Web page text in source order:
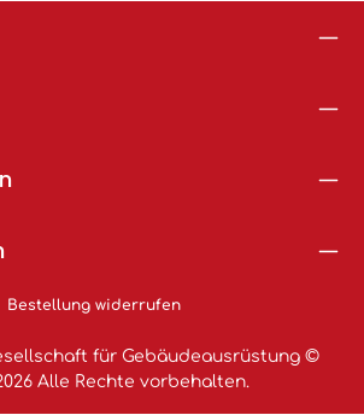
Bestellung widerrufen
für Gebäudeausrüstung ©
Alle Rechte vorbehalten.